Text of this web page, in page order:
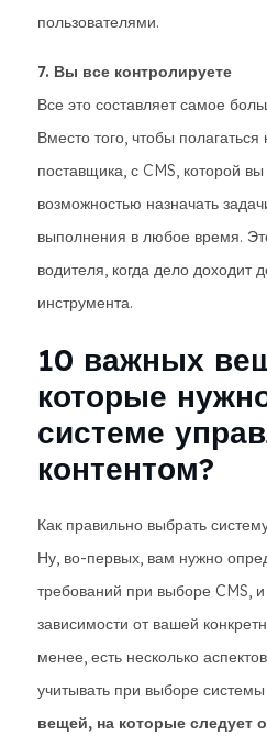
пользователями.
7. Вы все контролируете
Все это составляет самое
Вместо того, чтобы полагаться
поставщика, с CMS, которой
возможностью назначать
выполнения в любое время.
водителя, когда дело доходит
инструмента.
10 важных
которые
системе
контентом?
Как правильно выбрать
Ну, во-первых, вам нужно
требований при выборе CMS,
зависимости от вашей
менее, есть несколько
учитывать при выборе системы
вещей, на которые следует